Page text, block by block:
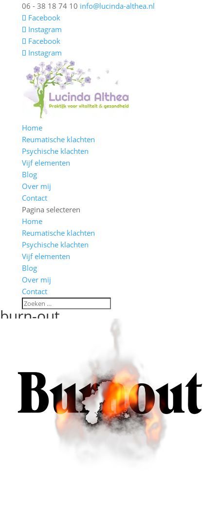
06 - 38 18 74 10 info@lucinda-althea.nl
Facebook
Instagram
Facebook
Instagram
Home
Reumatische klachten
Psychische klachten
Vijf elementen
Blog
Over mij
Contact
Pagina selecteren
Home
Reumatische klachten
Psychische klachten
Vijf elementen
Blog
Over mij
Contact
burn-out